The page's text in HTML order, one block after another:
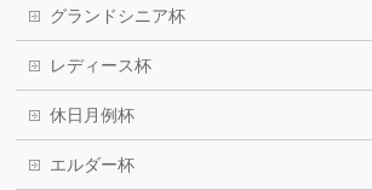
グランドシニア杯
レディース杯
休日月例杯
エルダー杯